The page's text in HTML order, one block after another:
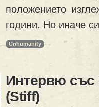
положението
години. Но иначе
Unhumanity
Интервю
(Stiff)